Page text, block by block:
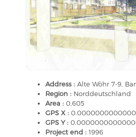
Address : Alte Wöhr 7-9,
Region : Norddeutschland
Area : 0,605
GPS X :
GPS Y :
Project end : 1996